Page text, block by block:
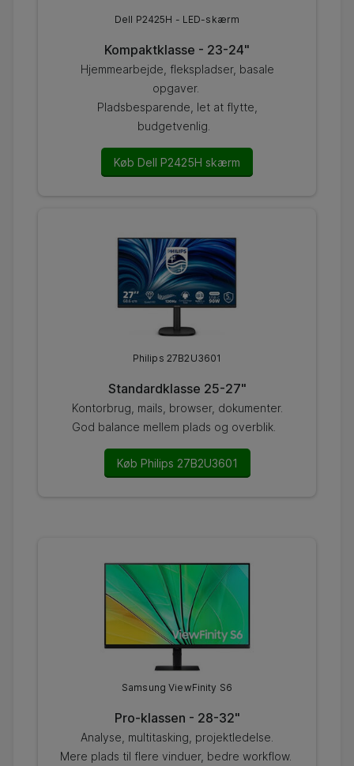
Dell P2425H - LED-skærm
Kompaktklasse - 23-24"
Hjemmearbejde, flekspladser, basale
opgaver.
Pladsbesparende, let at flytte,
budgetvenlig.
Køb Dell P2425H skærm
Philips 27B2U3601
Standardklasse 25-27"
Kontorbrug, mails, browser, dokumenter.
God balance mellem plads og overblik.
Køb Philips 27B2U3601
Samsung ViewFinity S6
Pro-klassen - 28-32"
Analyse, multitasking, projektledelse.
Mere plads til flere vinduer, bedre workflow.